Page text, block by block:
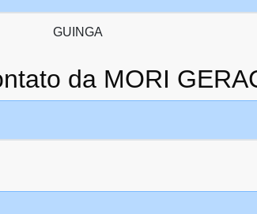
GUINGA
da MORI